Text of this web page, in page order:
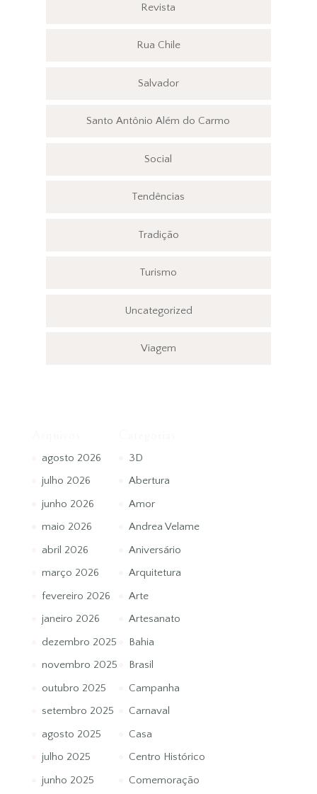
Revista
Rua Chile
Salvador
Santo Antônio Além do Carmo
Social
Tendências
Tradição
Turismo
Uncategorized
Viagem
agosto 2026
julho 2026
junho 2026
maio 2026
abril 2026
março 2026
fevereiro 2026
janeiro 2026
dezembro 2025
novembro 2025
outubro 2025
setembro 2025
agosto 2025
julho 2025
junho 2025
3D
Abertura
Amor
Andrea Velame
Aniversário
Arquitetura
Arte
Artesanato
Bahia
Brasil
Campanha
Carnaval
Casa
Centro Histórico
Comemoração